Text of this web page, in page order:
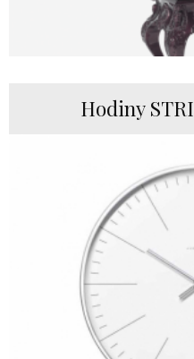
Hodiny